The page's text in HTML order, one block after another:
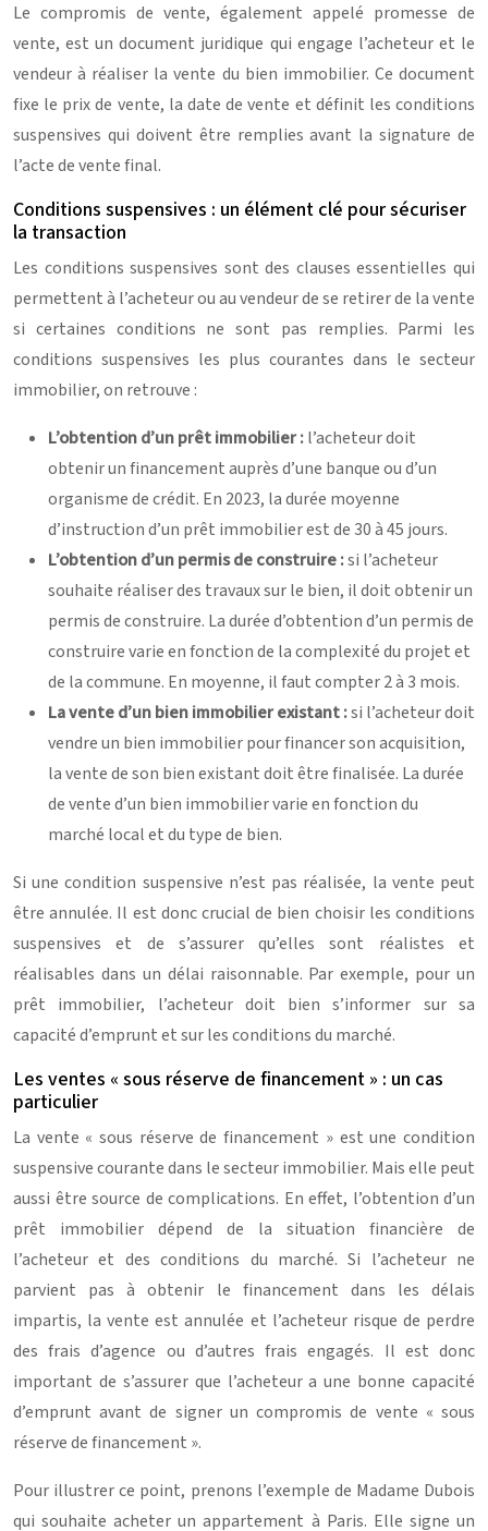
Le compromis de vente, également appelé promesse de
vente, est un document juridique qui engage l’acheteur et le
vendeur à réaliser la vente du bien immobilier. Ce document
fixe le prix de vente, la date de vente et définit les conditions
suspensives qui doivent être remplies avant la signature de
l’acte de vente final.
Conditions suspensives : un élément clé pour sécuriser
la transaction
Les conditions suspensives sont des clauses essentielles qui
permettent à l’acheteur ou au vendeur de se retirer de la vente
si certaines conditions ne sont pas remplies. Parmi les
conditions suspensives les plus courantes dans le secteur
immobilier, on retrouve :
L’obtention d’un prêt immobilier :l’acheteur doit
obtenir un financement auprès d’une banque ou d’un
organisme de crédit. En 2023, la durée moyenne
d’instruction d’un prêt immobilier est de 30 à 45 jours.
L’obtention d’un permis de construire :si l’acheteur
souhaite réaliser des travaux sur le bien, il doit obtenir un
permis de construire. La durée d’obtention d’un permis de
construire varie en fonction de la complexité du projet et
de la commune. En moyenne, il faut compter 2 à 3 mois.
La vente d’un bien immobilier existant :si l’acheteur doit
vendre un bien immobilier pour financer son acquisition,
la vente de son bien existant doit être finalisée. La durée
de vente d’un bien immobilier varie en fonction du
marché local et du type de bien.
Si une condition suspensive n’est pas réalisée, la vente peut
être annulée. Il est donc crucial de bien choisir les conditions
suspensives et de s’assurer qu’elles sont réalistes et
réalisables dans un délai raisonnable. Par exemple, pour un
prêt immobilier, l’acheteur doit bien s’informer sur sa
capacité d’emprunt et sur les conditions du marché.
Les ventes « sous réserve de financement » : un cas
particulier
La vente « sous réserve de financement » est une condition
suspensive courante dans le secteur immobilier. Mais elle peut
aussi être source de complications. En effet, l’obtention d’un
prêt immobilier dépend de la situation financière de
l’acheteur et des conditions du marché. Si l’acheteur ne
parvient pas à obtenir le financement dans les délais
impartis, la vente est annulée et l’acheteur risque de perdre
des frais d’agence ou d’autres frais engagés. Il est donc
important de s’assurer que l’acheteur a une bonne capacité
d’emprunt avant de signer un compromis de vente « sous
réserve de financement ».
Pour illustrer ce point, prenons l’exemple de Madame Dubois
qui souhaite acheter un appartement à Paris. Elle signe un